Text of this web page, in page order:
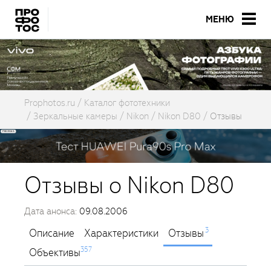
МЕНЮ
Prophotos.ru
Каталог фототехники
Зеркальные камеры
Nikon Nikon D80 Отзывы
Отзывы о Nikon D80
Дата анонса: 09.08.2006
Описание Характеристики Отзывы3
Объективы357